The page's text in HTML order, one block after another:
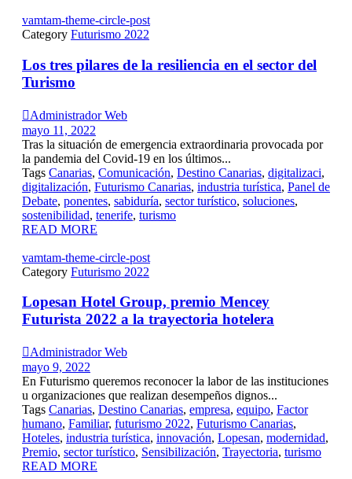
vamtam-theme-circle-post
Category Futurismo 2022
Los tres pilares de la resiliencia en el sector del
Turismo
Administrador Web
mayo 11, 2022
Tras la situación de emergencia extraordinaria provocada por
la pandemia del Covid-19 en los últimos...
Tags Canarias, Comunicación, Destino Canarias, digitalizaci,
digitalización, Futurismo Canarias, industria turística, Panel de
Debate, ponentes, sabiduría, sector turístico, soluciones,
sostenibilidad, tenerife, turismo
READ MORE
vamtam-theme-circle-post
Category Futurismo 2022
Lopesan Hotel Group, premio Mencey
Futurista 2022 a la trayectoria hotelera
Administrador Web
mayo 9, 2022
En Futurismo queremos reconocer la labor de las instituciones
u organizaciones que realizan desempeños dignos...
Tags Canarias, Destino Canarias, empresa, equipo, Factor
humano, Familiar, futurismo 2022, Futurismo Canarias,
Hoteles, industria turística, innovación, Lopesan, modernidad,
Premio, sector turístico, Sensibilización, Trayectoria, turismo
READ MORE